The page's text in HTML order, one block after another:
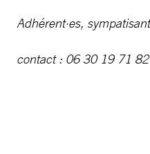
Adhérent·es,
contact : 06 30 19 71 82